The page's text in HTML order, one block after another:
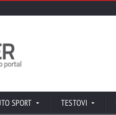
SPORT TESTOVI